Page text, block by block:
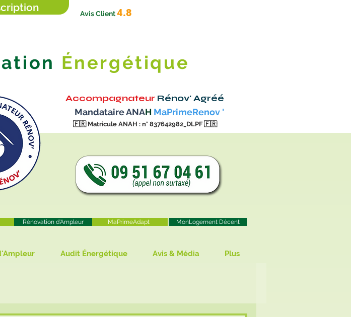
Avis Client4.8
Énergétique
Accompagnateur Rénov' Agréé
Mandataire ANAH MaPrimeRenov '
🇫🇷Matricule ANAH : n° 837642982_DLPF🇫🇷
MaPrimeAdapt
Rénovation d'Ampleur MonLogement Décent
Audit Énergétique Avis & Média Plus